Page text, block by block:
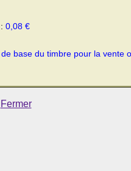
0,08 €
base du timbre pour la vente
Fermer